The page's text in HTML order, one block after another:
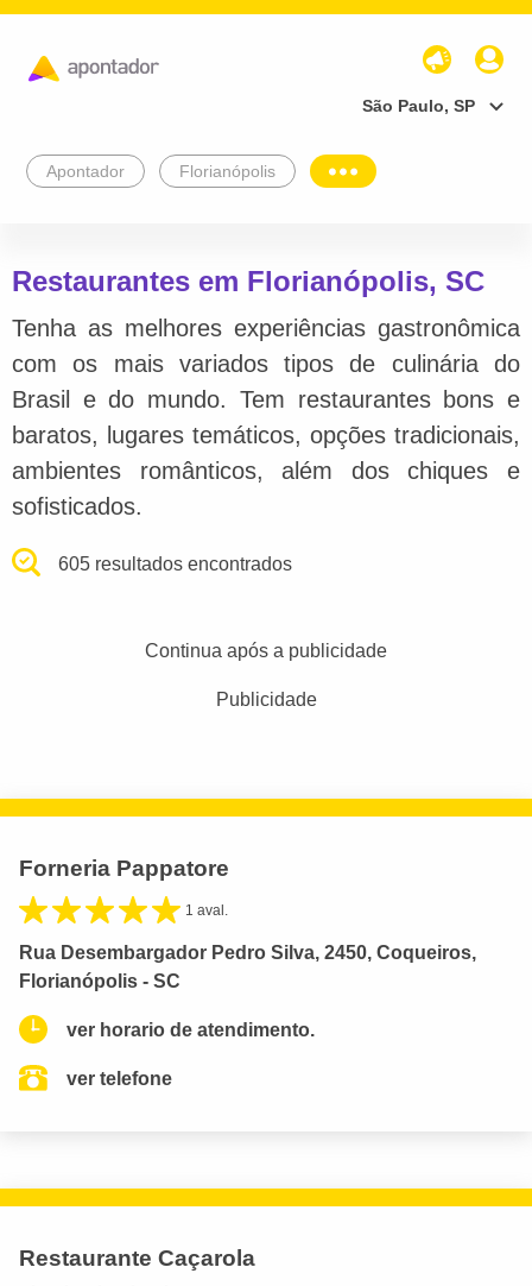
São Paulo, SP
Apontador Florianópolis
Restaurantes em Florianópolis, SC
Tenha as melhores experiências gastronômica
com os mais variados tipos de culinária do
Brasil e do mundo. Tem restaurantes bons e
baratos, lugares temáticos, opções tradicionais,
ambientes românticos, além dos chiques e
sofisticados.
605 resultados encontrados
Continua após a publicidade
Publicidade
Forneria Pappatore
1 aval.
Rua Desembargador Pedro Silva, 2450, Coqueiros,
Florianópolis - SC
ver horario de atendimento.
ver telefone
Restaurante Caçarola